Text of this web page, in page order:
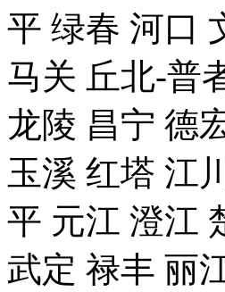
平 绿春 河口
马关 丘北-普
龙陵 昌宁 德
玉溪 红塔 江
平 元江 澄江
武定 禄丰 丽